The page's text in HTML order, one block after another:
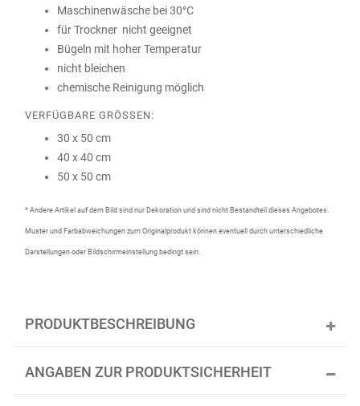
Maschinenwäsche bei 30°C
für Trockner nicht geeignet
Bügeln mit hoher Temperatur
nicht bleichen
chemische Reinigung möglich
VERFÜGBARE GRÖSSEN:
30 x 50 cm
40 x 40 cm
50 x 50 cm
* Andere Artikel auf dem Bild sind nur Dekoration und sind nicht Bestandteil dieses Angebotes.
Muster und Farbabweichungen zum Originalprodukt können eventuell durch unterschiedliche
Darstellungen oder Bildschirmeinstellung bedingt sein.
PRODUKTBESCHREIBUNG
ANGABEN ZUR PRODUKTSICHERHEIT